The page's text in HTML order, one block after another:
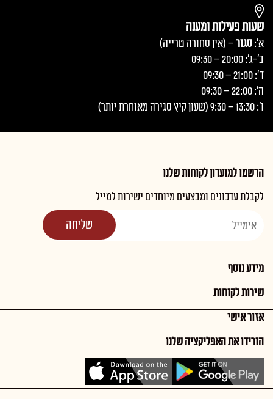
שעות פעילות ומענה
א':סגור– (אין סחורה טרייה)
ב'-ג': 20:00 – 09:30
ד': 21:00 – 09:30
ה': 22:00 – 09:30
ו': 13:30 – 9:30 (שעון קיץ סגירה מאוחרת יותר)
הרשמו למועדון לקוחות שלנו
לקבלת עדכונים ומבצעים מיוחדים ישירות למייל
מידע נוסף
שירות לקוחות
אזור אישי
הורידו את האפליקציה שלנו